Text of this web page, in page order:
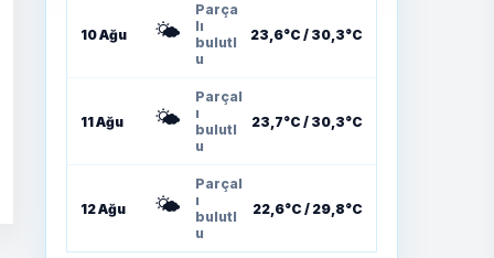
10 Ağu 🌤️
Parça
lı
bulutl
u
23,6°C / 30,3°C
11 Ağu 🌤️
Parçal
ı
bulutl
u
23,7°C / 30,3°C
12 Ağu 🌤️
Parçal
ı
bulutl
u
22,6°C / 29,8°C